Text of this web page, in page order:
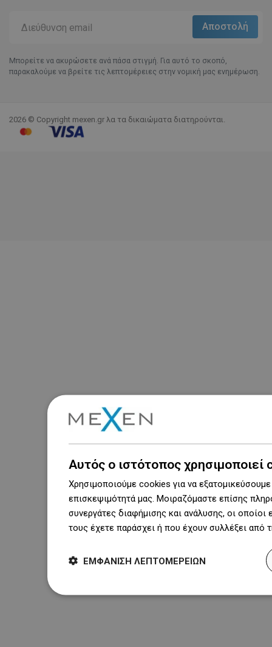
Μπορείτε να ακυρώσετε ανά πάσα στιγμή. Για αυτό το σκοπό,
παρακαλούμε να βρείτε τις λεπτομέρειες στην νομική μας ενημέρωση.
2026 © Copyright mexen.gr λα τα δικαιώματα διατηρούνται.
Αυτός ο ιστότοπος χρησιμοποιεί
Χρησιμοποιούμε cookies για να
επισκεψιμότητά μας. Μοιραζόμαστε επίσης
συνεργάτες διαφήμισης και ανάλυσης, οι
τους έχετε παράσχει ή που έχουν συλλέξει
ΕΜΦΆΝΙΣΗ ΛΕΠΤΟΜΕΡΕΙΏΝ